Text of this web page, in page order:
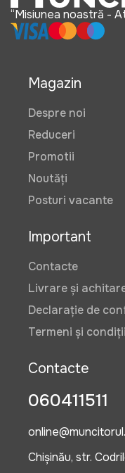
“Misiunea noastră -
Magazin
Despre noi
Reduceri
Promotii
Noutăți
Posturi vacante
Important
Contacte
Livrare și
Declarație de
Termeni și condiții
Contacte
060411511
Chișinău, str.